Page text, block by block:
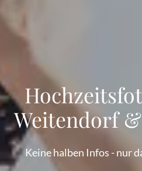
Weitendorf
Keine halben Infos - nur